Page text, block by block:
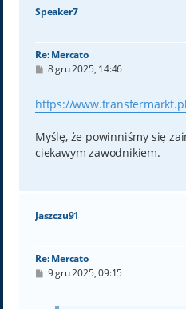
Speaker7
Re: Mercato
P
t
8 gru 2025, 14:46
https://
Myślę, że powinniśmy się
ciekawym zawodnikiem.
Jaszczu91
Re: Mercato
P9 gru 2025, 09:15